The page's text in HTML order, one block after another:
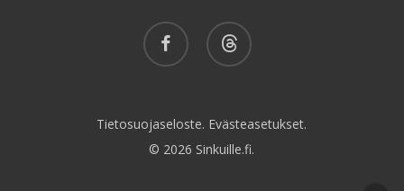
facebook threads
Tietosuojaseloste. Evästeasetukset.
© 2026 Sinkuille.fi.